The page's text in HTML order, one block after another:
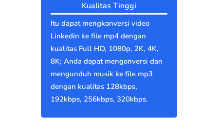
Kualitas Tinggi
Itu dapat mengkonversi video
Linkedin ke file mp4 dengan
kualitas Full HD, 1080p, 2K, 4K,
8K; Anda dapat mengonversi dan
mengunduh musik ke file mp3
dengan kualitas 128kbps,
192kbps, 256kbps, 320kbps.